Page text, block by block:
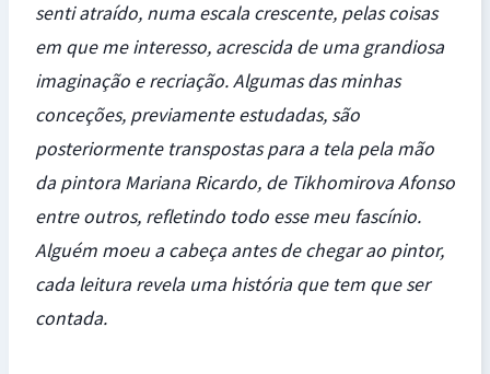
senti atraído, numa escala crescente, pelas coisas
em que me interesso, acrescida de uma grandiosa
imaginação e recriação. Algumas das minhas
conceções, previamente estudadas, são
posteriormente transpostas para a tela pela mão
da pintora Mariana Ricardo, de Tikhomirova Afonso
entre outros, refletindo todo esse meu fascínio.
Alguém moeu a cabeça antes de chegar ao pintor,
cada leitura revela uma história que tem que ser
contada.